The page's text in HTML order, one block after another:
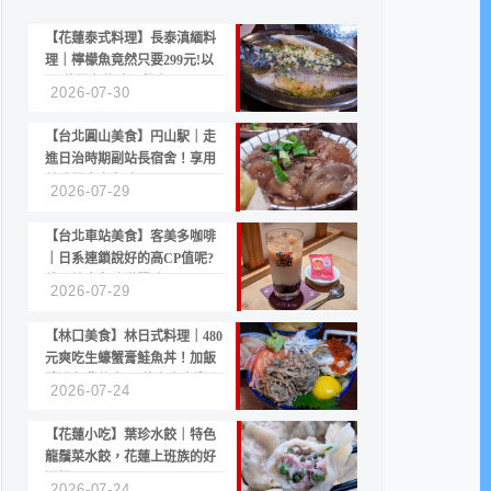
【花蓮泰式料理】長泰滇緬料
理｜檸檬魚竟然只要299元!以
2026-07-30
【台北圓山美食】円山駅｜走
進日治時期副站長宿舍！享用
2026-07-29
【台北車站美食】客美多咖啡
｜日系連鎖說好的高CP值呢?
2026-07-29
【林口美食】林日式料理｜480
元爽吃生蠔蟹膏鮭魚丼！加飯
2026-07-24
【花蓮小吃】葉珍水餃｜特色
龍鬚菜水餃，花蓮上班族的好